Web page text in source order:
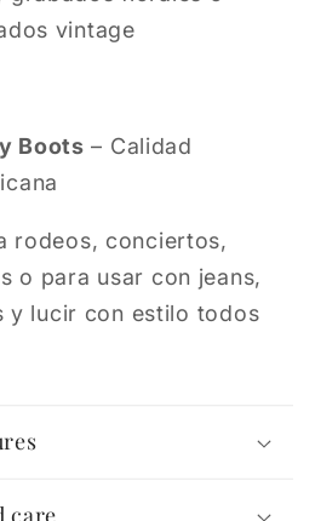
vintage
Boots – Calidad
rodeos, conciertos,
o para usar con jeans,
y lucir con estilo todos